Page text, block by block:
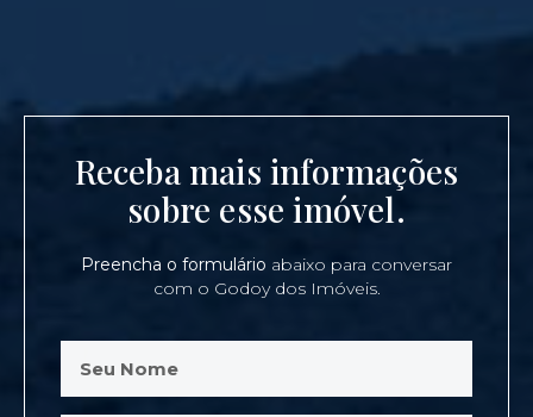
Receba mais informações
sobre esse imóvel.
Preencha o formulário abaixo para conversar
com o Godoy dos Imóveis.